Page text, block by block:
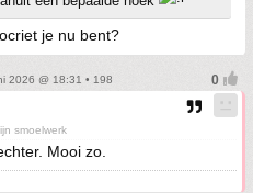
je nu bent?
2026 @ 18:31 • 198
smoelwerk
Mooi zo.